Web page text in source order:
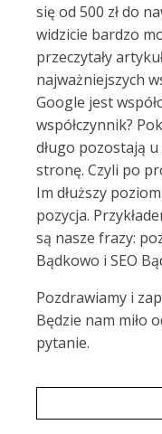
się od 500 zł do
widzicie bardzo
przeczytały
najważniejszych
Google jest
współczynnik?
długo pozostają
stronę. Czyli po
Im dłuższy
pozycja.
są nasze frazy:
Bądkowo i SEO
Pozdrawiamy i
Będzie nam miło
pytanie.